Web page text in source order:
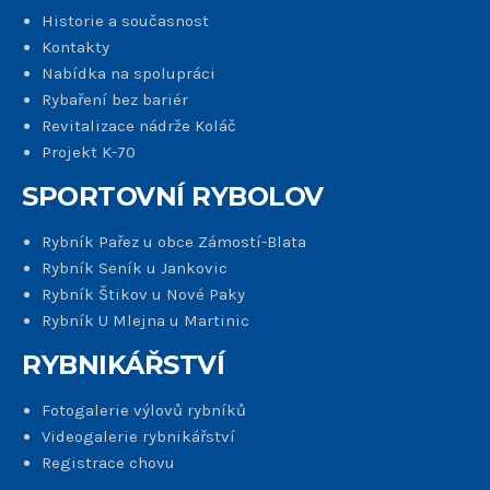
Historie a současnost
Kontakty
Nabídka na spolupráci
Rybaření bez bariér
Revitalizace nádrže Koláč
Projekt K-70
SPORTOVNÍ RYBOLOV
Rybník Pařez u obce Zámostí-Blata
Rybník Seník u Jankovic
Rybník Štikov u Nové Paky
Rybník U Mlejna u Martinic
RYBNIKÁŘSTVÍ
Fotogalerie výlovů rybníků
Videogalerie rybnikářství
Registrace chovu